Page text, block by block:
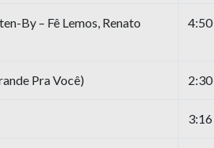
By – Fê Lemos, Renato
4:50
Pra Você) 2:30
3:16